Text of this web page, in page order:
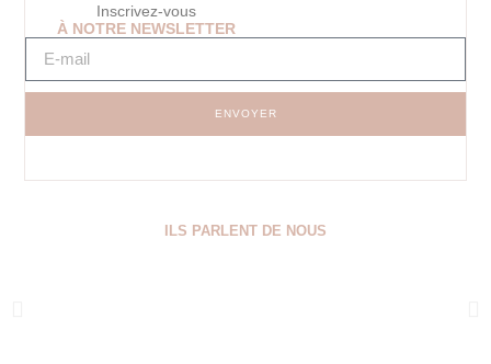
Inscrivez-vous
À NOTRE NEWSLETTER
ENVOYER
ILS PARLENT DE NOUS